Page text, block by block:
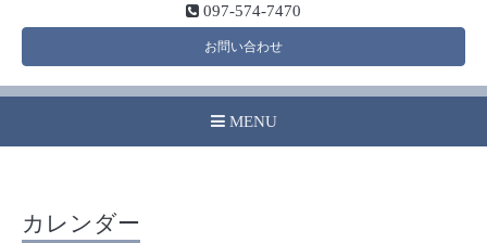
097-574-7470
お問い合わせ
MENU
カレンダー